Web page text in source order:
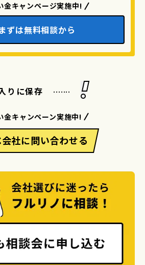
金キャンページ実施中!
まずは無料相談から
りに保存 .......
金キャンペーン実施中!
社に問い合わせる